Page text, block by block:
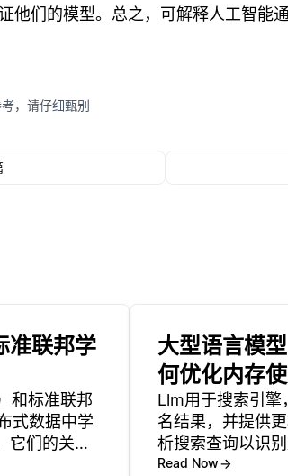
他们的模型。总之，可解释人工智能
，请仔细甄别
准联邦学
和标准联邦
式数据中学
它们的关键
端设备上
大型语言模
何优化内存使
Llm用于搜索引擎
名结果，并提供
析搜索查询以识
询是模糊或复杂
Read Now